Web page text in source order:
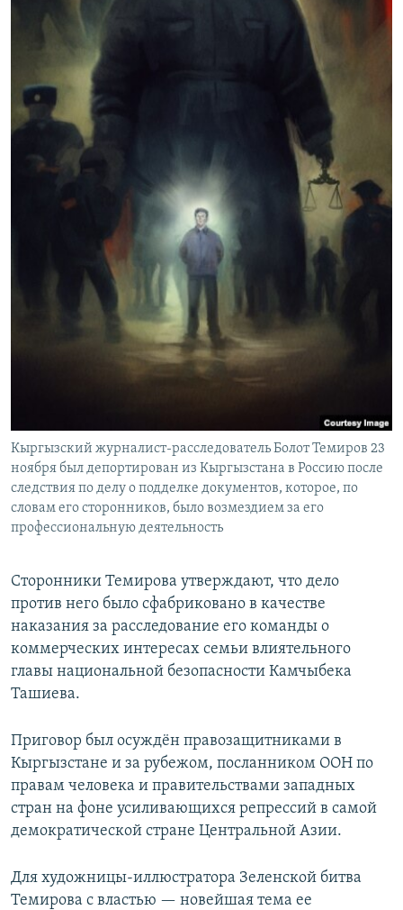
Кыргызский журналист-расследователь Болот Темиров 23
ноября был депортирован из Кыргызстана в Россию после
следствия по делу о подделке документов, которое, по
словам его сторонников, было возмездием за его
профессиональную деятельность
Сторонники Темирова утверждают, что дело
против него было сфабриковано в качестве
наказания за расследование его команды о
коммерческих интересах семьи влиятельного
главы национальной безопасности Камчыбека
Ташиева.
Приговор был осуждён правозащитниками в
Кыргызстане и за рубежом, посланником ООН по
правам человека и правительствами западных
стран на фоне усиливающихся репрессий в самой
демократической стране Центральной Азии.
Для художницы-иллюстратора Зеленской битва
Темирова с властью — новейшая тема ее